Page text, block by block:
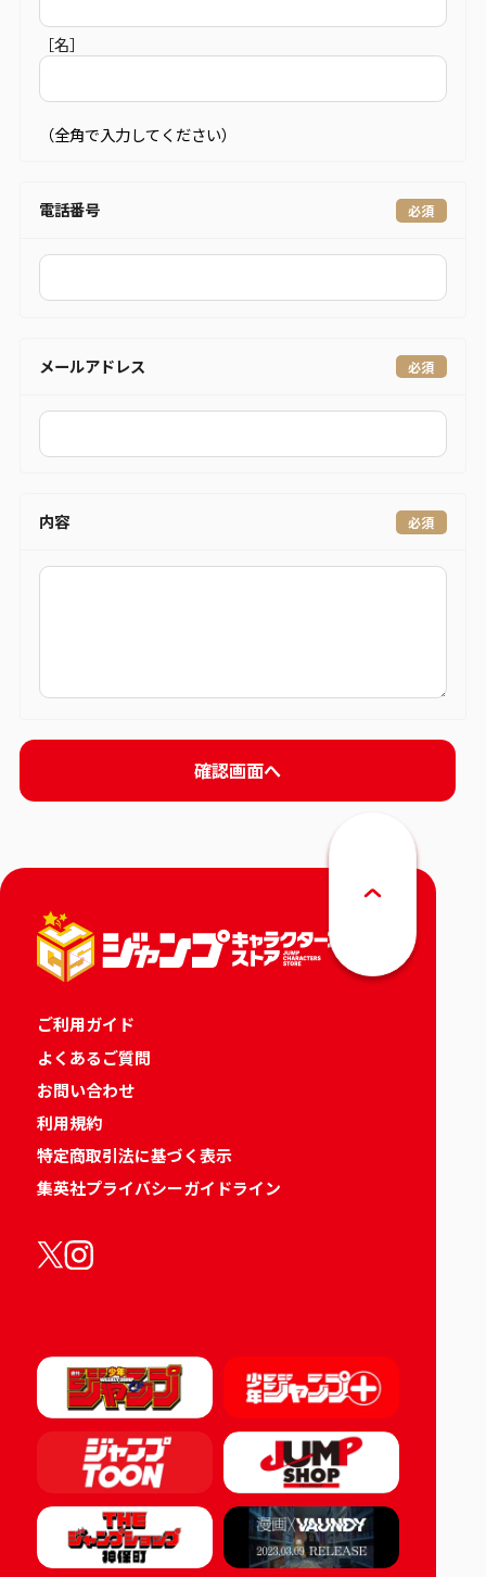
［名］
（全角で入力してください）
電話番号
メールアドレス
内容
ご利用ガイド
よくあるご質問
お問い合わせ
利用規約
特定商取引法に基づく表示
集英社プライバシーガイドライン